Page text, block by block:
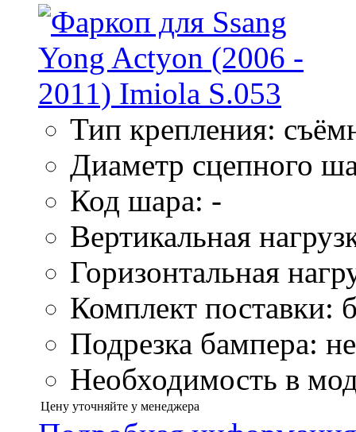
Тип крепления:
Диаметр сцепного
Код шара: -
Вертикальная
Горизонтальная
Комплект поставки:
Подрезка бампера:
Необходимость в
Цену уточняйте у менеджера